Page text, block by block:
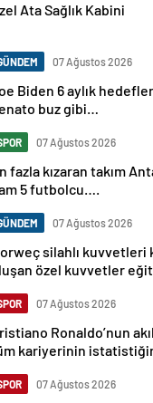
Ata Sağlık Kabini
07 Ağustos 2026
Biden 6 aylık
buz gibi…
07 Ağustos 2026
fazla kızaran takım
5 futbolcu….
07 Ağustos 2026
silahlı kuvvetleri
özel kuvvetler
07 Ağustos 2026
Ronaldo’nun
kariyerinin
07 Ağustos 2026